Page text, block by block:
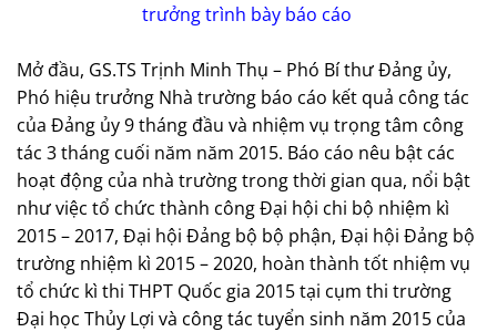
trưởng trình bày báo cáo
Mở đầu, GS.TS Trịnh Minh Thụ – Phó Bí thư Đảng ủy,
Phó hiệu trưởng Nhà trường báo cáo kết quả công tác
của Đảng ủy 9 tháng đầu và nhiệm vụ trọng tâm công
tác 3 tháng cuối năm năm 2015. Báo cáo nêu bật các
hoạt động của nhà trường trong thời gian qua, nổi bật
như việc tổ chức thành công Đại hội chi bộ nhiệm kì
2015 – 2017, Đại hội Đảng bộ bộ phận, Đại hội Đảng bộ
trường nhiệm kì 2015 – 2020, hoàn thành tốt nhiệm vụ
tổ chức kì thi THPT Quốc gia 2015 tại cụm thi trường
Đại học Thủy Lợi và công tác tuyển sinh năm 2015 của